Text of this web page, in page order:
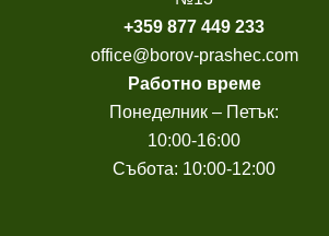
+359 877 449 233
office@borov-prashec.com
Работно време
Понеделник – Петък:
10:00-16:00
Събота: 10:00-12:00